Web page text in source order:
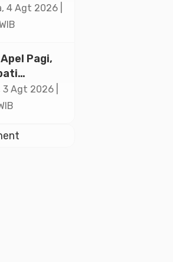
Al-
4 Agt 2026 |
Pagi,
Disiplin
3 Agt 2026 |